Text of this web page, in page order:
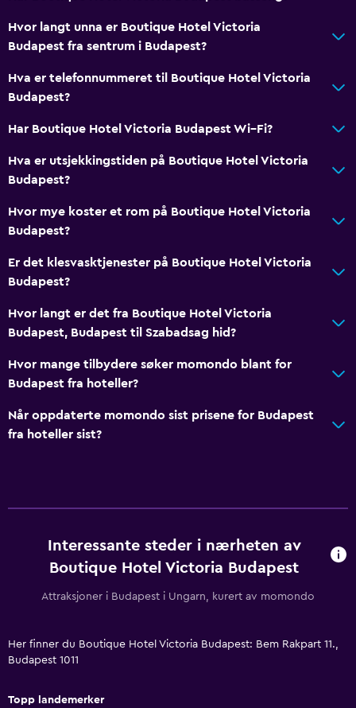
Diettspesifikke menyer (på forespørsel)
Te-/kaffetrakter
Kjøleskap
Mat kan leveres på rommet
Kaffemaskin
Media og underholdning
Radio
Flatskjerm-TV
Delt stue/TV-område
Kabel- eller satellitt-TV
Strømmetjeneste
TV
Bad
Privat bad
Parkering og transport
Flyplasstransport (tillegg)
Transfertjeneste (mot ekstra avgift)
Hvor langt unna er Boutique Hotel Victoria
Budapest fra sentrum i Budapest?
Hva er telefonnummeret til Boutique Hotel Victoria
Budapest?
Har Boutique Hotel Victoria Budapest Wi–Fi?
Hva er utsjekkingstiden på Boutique Hotel Victoria
Budapest?
Hvor mye koster et rom på Boutique Hotel Victoria
Budapest?
Er det klesvasktjenester på Boutique Hotel Victoria
Budapest?
Hvor langt er det fra Boutique Hotel Victoria
Budapest, Budapest til Szabadsag hid?
Hvor mange tilbydere søker momondo blant for
Budapest fra hoteller?
Når oppdaterte momondo sist prisene for Budapest
fra hoteller sist?
Interessante steder i nærheten av
Boutique Hotel Victoria Budapest
Attraksjoner i Budapest i Ungarn, kurert av momondo
Her finner du Boutique Hotel Victoria Budapest: Bem Rakpart 11.,
Budapest 1011
Topp landemerker